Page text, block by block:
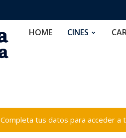
HOME CINES
Completa tus datos para acceder a